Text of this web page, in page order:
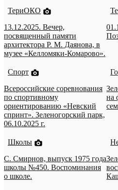
ТериОКО
13.12.2025. Вечер,
посвященный памяти
архитектора Р. М. Даянова, в
музее «Келломяки-Комарово».
Спорт
Всероссийские соревнования
по спортивному
ориентированию «Невский
спринт». Зеленогорский парк,
06.10.2025 г.
на
Школы
С. Смирнов, выпуск 1975 года
школы №450. Воспоминания
о школе.